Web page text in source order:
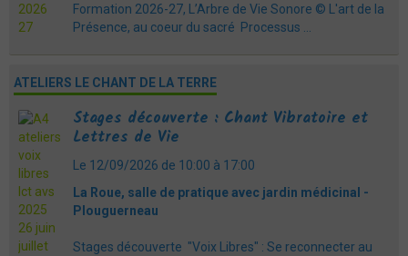
Formation 2026-27, L’Arbre de Vie Sonore © L'art de la
Présence, au coeur du sacré Processus ...
ATELIERS LE CHANT DE LA TERRE
Stages découverte : Chant Vibratoire et
Lettres de Vie
Le 12/09/2026 de 10:00 à 17:00
La Roue, salle de pratique avec jardin médicinal -
Plouguerneau
Stages découverte "Voix Libres" : Se reconnecter au